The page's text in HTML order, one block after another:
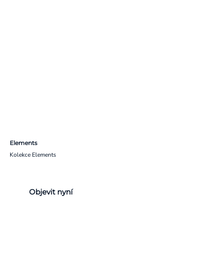
Elements
Kolekce Elements
Objevit nyní